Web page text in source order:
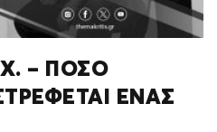
– ΠΟΣΟ
ΕΝΑΣ